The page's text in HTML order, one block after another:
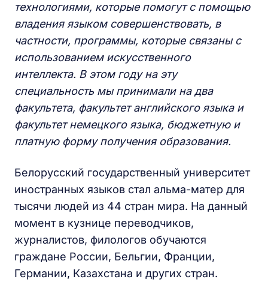
технологиями, которые помогут с помощью
владения языком совершенствовать, в
частности, программы, которые связаны с
использованием искусственного
интеллекта. В этом году на эту
специальность мы принимали на два
факультета, факультет английского языка и
факультет немецкого языка, бюджетную и
платную форму получения образования.
Белорусский государственный университет
иностранных языков стал альма-матер для
тысячи людей из 44 стран мира. На данный
момент в кузнице переводчиков,
журналистов, филологов обучаются
граждане России, Бельгии, Франции,
Германии, Казахстана и других стран.